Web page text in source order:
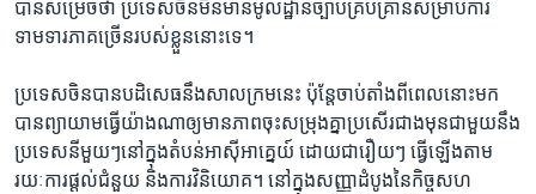
បាន​សម្រេច​ថា ប្រទេស​ចិន​មិន​មាន​មូលដ្ឋាន​ច្បាប់​គ្រប់គ្រាន់​សម្រាប់​ការ​
ទាមទារ​ភាគ​ច្រើន​របស់​ខ្លួន​នោះ​ទេ។
ប្រទេស​ចិន​បាន​បដិសេធ​នឹង​សាលក្រម​នេះ ប៉ុន្តែ​ចាប់​តាំង​ពី​ពេល​នោះ​មក
បាន​ព្យាយាម​ធ្វើ​យ៉ាង​ណា​ឲ្យ​មាន​ភាព​ចុះ​សម្រុង​គ្នា​ប្រសើរ​ជាង​មុន​ជាមួយ​នឹង​
ប្រទេស​នីមួយៗ​នៅ​ក្នុង​តំបន់​អាស៊ី​អាគ្នេយ៍ ដោយ​ជា​រឿយៗ ធ្វើ​ឡើង​តាម​
រយៈ​ការ​ផ្តល់​ជំនួយ និង​ការ​វិនិយោគ។ នៅ​ក្នុង​សញ្ញា​ដំបូង​នៃ​កិច្ច​សហ​